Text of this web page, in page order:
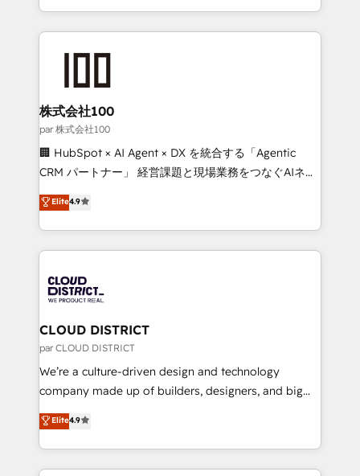
we combine local insight with international reach to
help businesses grow through technology, creativity,
AI and strategy. For over 12 years, we’ve delivered
end solutions that integrate CRM, AI automation,
inbound and loop marketing, content, and digital
creativity. Our multicultural team works in Spanish,
Portuguese, and English to design scalable strategies
that drive measurable growth. 🌎 Highlights: • 10+
Platform Migration Excellence. • Top 3 Partner of the
Year LATAM 2022, 2023, 2024, 2025. • Partner of the
business with HubSpot? Let Cebra’s experts help
you grow faster, smarter, and with impact.
株式会社100
par 株式会社100
🏢 HubSpot × AI Agent × DX を統合する「Agentic
CRM パートナー」 経営課題と現場業務をつなぐAIネイ
ティブ・エージェンシーとして、HubSpot Eliteの実装
力で顧客フロント業務を再設計します。 💡 100inc は何
をする会社か？ HubSpotを共通基盤に、AIエージェン
トを組み込んだ顧客フロント業務（マーケティング・営
ィブ・エージェンシーです。事業部・グループ会社・部
門が分立する組織で、データと業務プロセスのサイロ化
を、CRMを軸とした全社共通基盤に再構築します。意
思決定者・PMO・現場担当者に並走します。 1️⃣
HubSpot導入・活用支援 顧客データの一元化から、
GTMの見える化・自動化まで。全Hub統合運用、デー
2️⃣ AIエージェント組織構築 営業・マーケティング業務
の一部をAIが自律実行する組織への移行を設計・実装。
Elite4.9
CLOUD DISTRICT
par CLOUD DISTRICT
We’re a culture-driven design and technology
company made up of builders, designers, and big
thinkers. We blend strategy, design, and
development—always fueled by curiosity—to turn
ideas, opportunities, and challenges into meaningful
experiences. To us, technology is more than just
Elite4.9